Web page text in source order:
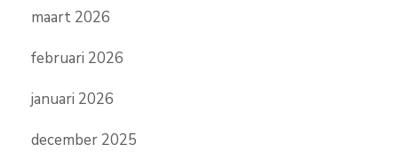
maart 2026
februari 2026
januari 2026
december 2025